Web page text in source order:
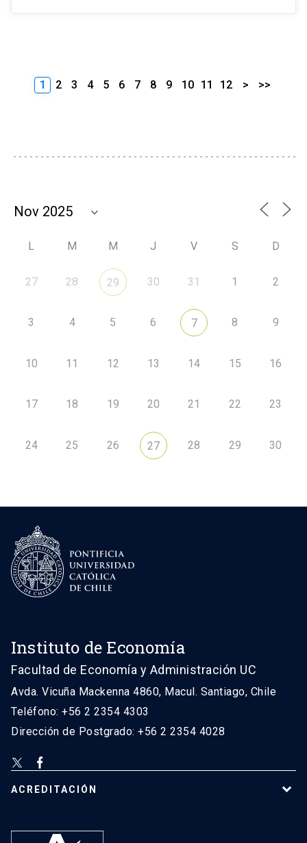
1 2 3 4 5 6 7 8 9 10 11 12 > >>
L M M J V S D
27 28 29 30 31 1 2
3 4 5 6 7 8 9
10 11 12 13 14 15 16
17 18 19 20 21 22 23
24 25 26 27 28 29 30
Instituto de Economía
Facultad de Economía y Administración UC
Avda. Vicuña Mackenna 4860, Macul. Santiago, Chile
Teléfono: +56 2 2354 4303
Dirección de Postgrado: +56 2 2354 4028
ACREDITACIÓN